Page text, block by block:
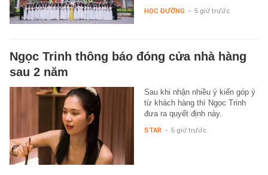
HỌC ĐƯỜNG - 5 giờ trước
Ngọc Trinh thông báo đóng cửa nhà hàng
sau 2 năm
Sau khi nhận nhiều ý kiến góp ý
từ khách hàng thì Ngọc Trinh
đưa ra quyết định này.
STAR - 5 giờ trước